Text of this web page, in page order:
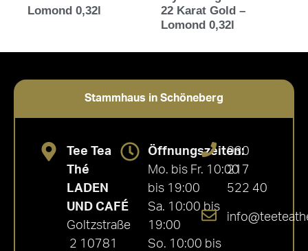
Lomond 0,32l
22 Karat Gold –
Lomond 0,32l
Stammhaus in Schöneberg
Tee Tea
Thé
LADEN
UND CAFÉ
Goltzstraße
2 10781
Öffnungszeiten:
Mo. bis Fr. 10:00
bis 19:00
Sa. 10:00 bis
19:00
So. 10:00 bis
030
217
522 40